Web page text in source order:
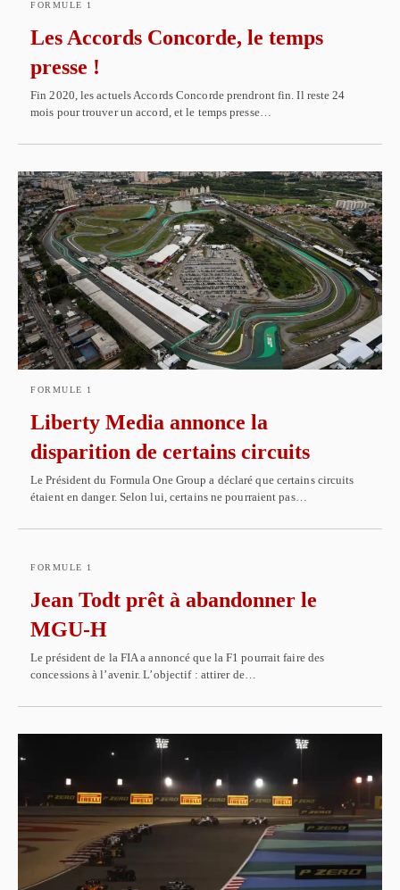
FORMULE 1
Les Accords Concorde, le temps
presse !
Fin 2020, les actuels Accords Concorde prendront fin. Il reste 24
mois pour trouver un accord, et le temps presse…
FORMULE 1
Liberty Media annonce la
disparition de certains circuits
Le Président du Formula One Group a déclaré que certains circuits
étaient en danger. Selon lui, certains ne pourraient pas…
FORMULE 1
Jean Todt prêt à abandonner le
MGU-H
Le président de la FIA a annoncé que la F1 pourrait faire des
concessions à l’avenir. L’objectif : attirer de…